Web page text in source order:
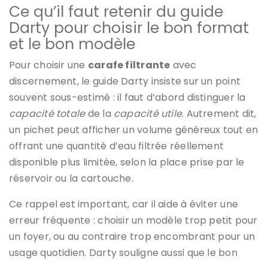
Ce qu’il faut retenir du guide
Darty pour choisir le bon format
et le bon modèle
Pour choisir une carafe filtrante avec
discernement, le guide Darty insiste sur un point
souvent sous-estimé : il faut d’abord distinguer la
capacité totalede la capacité utile. Autrement dit,
un pichet peut afficher un volume généreux tout en
offrant une quantité d’eau filtrée réellement
disponible plus limitée, selon la place prise par le
réservoir ou la cartouche.
Ce rappel est important, car il aide à éviter une
erreur fréquente : choisir un modèle trop petit pour
un foyer, ou au contraire trop encombrant pour un
usage quotidien. Darty souligne aussi que le bon